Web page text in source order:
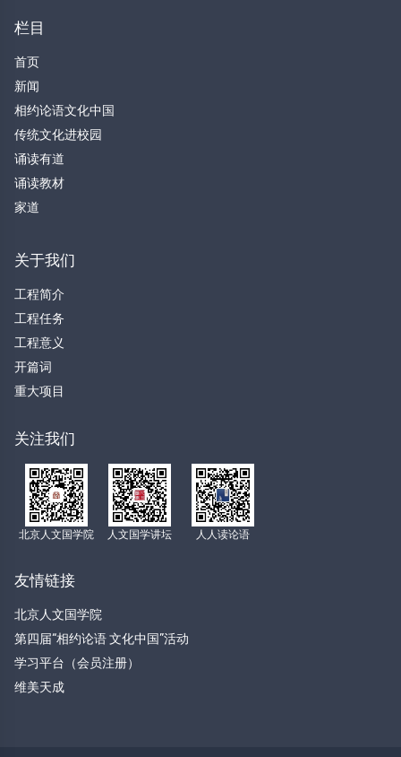
栏目
首页
新闻
相约论语文化中国
传统文化进校园
诵读有道
诵读教材
家道
关于我们
工程简介
工程任务
工程意义
开篇词
重大项目
关注我们
北京人文国学院 人文国学讲坛 人人读论语
友情链接
北京人文国学院
第四届“相约论语 文化中国”活动
学习平台（会员注册）
维美天成